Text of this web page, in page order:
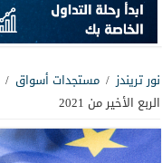
نور تريندز / مستجدات أسواق /
الربع الأخير من 2021